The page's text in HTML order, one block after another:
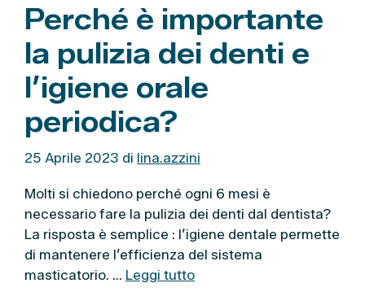
Perché è importante
la pulizia dei denti e
l’igiene orale
periodica?
25 Aprile 2023 di lina.azzini
Molti si chiedono perché ogni 6 mesi è
necessario fare la pulizia dei denti dal dentista?
La risposta è semplice : l’igiene dentale permette
di mantenere l’efficienza del sistema
masticatorio. … Leggi tutto